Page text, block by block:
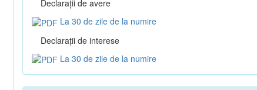
Declaraţii de avere
La 30 de zile de la numire
Declaraţii de interese
La 30 de zile de la numire